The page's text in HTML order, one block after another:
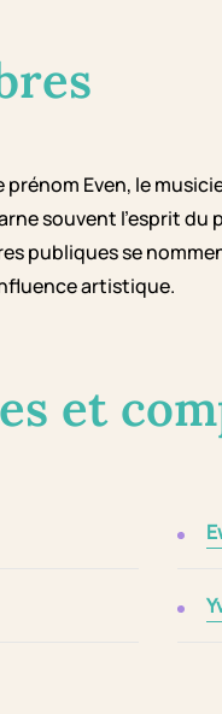
Even, le
souvent l'esprit
publiques se
artistique.
et